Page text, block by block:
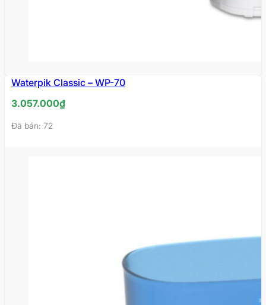
HẾT
HÀNG
Waterpik Classic – WP-70
3.057.000₫
Đã bán: 72